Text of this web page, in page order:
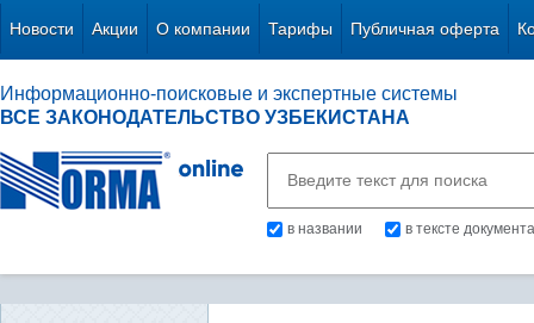
Новости Акции О компании Тарифы Публичная оферта
Информационно-поисковые и экспертные системы
ВСЕ ЗАКОНОДАТЕЛЬСТВО УЗБЕКИСТАНА
в названии в тексте документа